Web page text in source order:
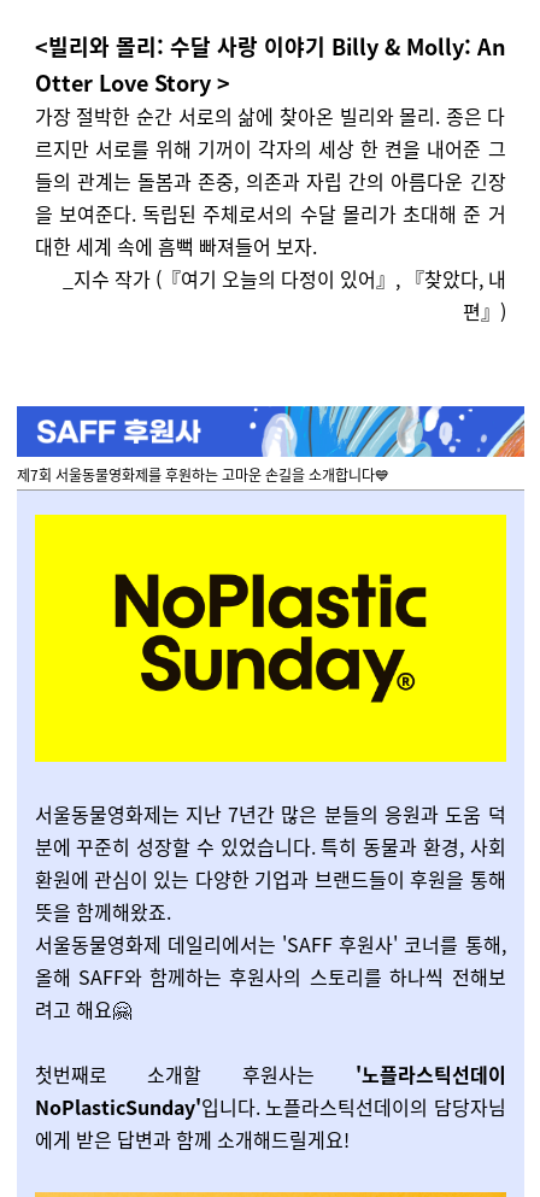
<빌리와 몰리: 수달 사랑 이야기 Billy & Molly: An
Otter Love Story>
가장 절박한 순간 서로의 삶에 찾아온 빌리와 몰리. 종은 다
르지만 서로를 위해 기꺼이 각자의 세상 한 켠을 내어준 그
들의 관계는 돌봄과 존중, 의존과 자립 간의 아름다운 긴장
을 보여준다. 독립된 주체로서의 수달 몰리가 초대해 준 거
대한 세계 속에 흠뻑 빠져들어 보자.
_지수 작가 (『여기 오늘의 다정이 있어』, 『찾았다, 내
편』)
제7회 서울동물영화제를 후원하는 고마운 손길을 소개합니다💙
서울동물영화제는 지난 7년간 많은 분들의 응원과 도움 덕
분에 꾸준히 성장할 수 있었습니다. 특히 동물과 환경, 사회
환원에 관심이 있는 다양한 기업과 브랜드들이 후원을 통해
뜻을 함께해왔죠.
서울동물영화제 데일리에서는 'SAFF 후원사' 코너를 통해,
올해 SAFF와 함께하는 후원사의 스토리를 하나씩 전해보
려고 해요🤗
첫번째로 소개할 후원사는 '노플라스틱선데이
NoPlasticSunday'입니다. 노플라스틱선데이의 담당자님
에게 받은 답변과 함께 소개해드릴게요!